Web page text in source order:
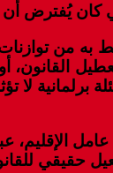
يُفترض أن
توازنات
لا
حقيقي